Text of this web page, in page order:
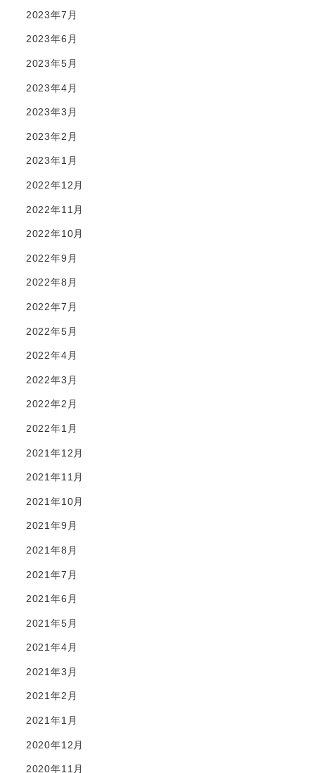
2023年7月
2023年6月
2023年5月
2023年4月
2023年3月
2023年2月
2023年1月
2022年12月
2022年11月
2022年10月
2022年9月
2022年8月
2022年7月
2022年5月
2022年4月
2022年3月
2022年2月
2022年1月
2021年12月
2021年11月
2021年10月
2021年9月
2021年8月
2021年7月
2021年6月
2021年5月
2021年4月
2021年3月
2021年2月
2021年1月
2020年12月
2020年11月